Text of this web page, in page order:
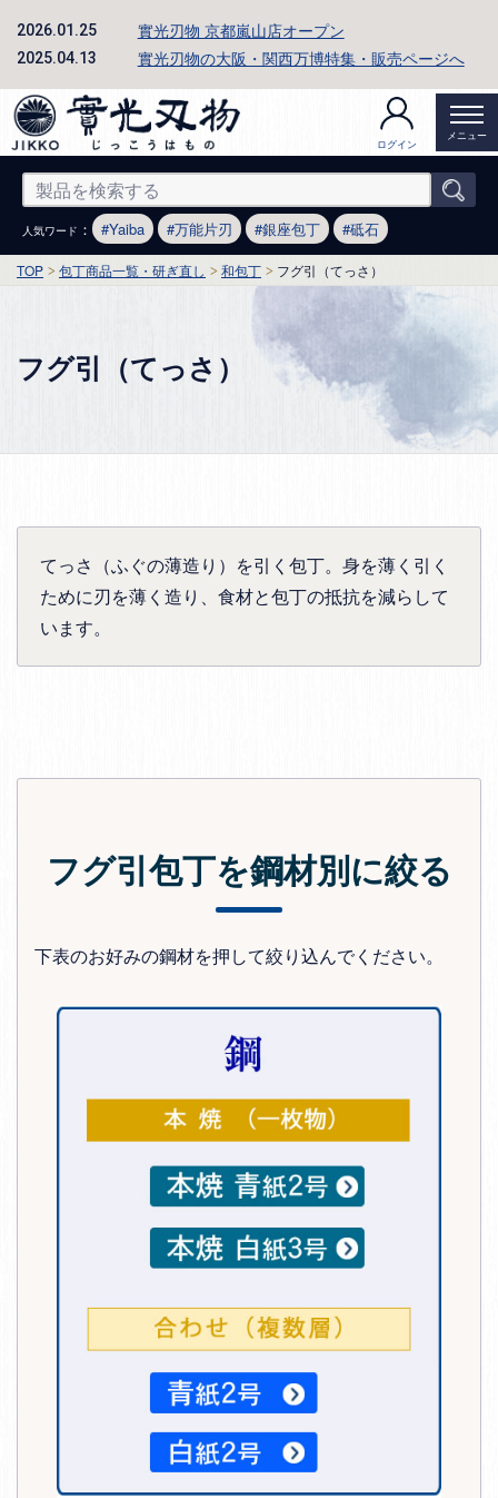
2026.01.25 實光刃物 京都嵐山店オープン
2025.04.13 實光刃物の大阪・関西万博特集・販売ページへ
ログイン
メニュー
人気ワード ： Yaiba 万能片刃 銀座包丁 砥石
TOP 包丁商品一覧・研ぎ直し 和包丁 フグ引（てっさ）
フグ引（てっさ）
てっさ（ふぐの薄造り）を引く包丁。身を薄く引く
ために刃を薄く造り、食材と包丁の抵抗を減らして
います。
フグ引包丁を鋼材別に絞る
下表のお好みの鋼材を押して絞り込んでください。